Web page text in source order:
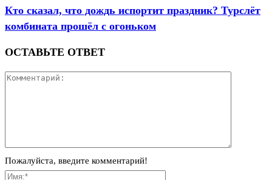
Кто сказал, что дождь испортит праздник? Турслёт
комбината прошёл с огоньком
ОСТАВЬТЕ ОТВЕТ
Пожалуйста, введите комментарий!